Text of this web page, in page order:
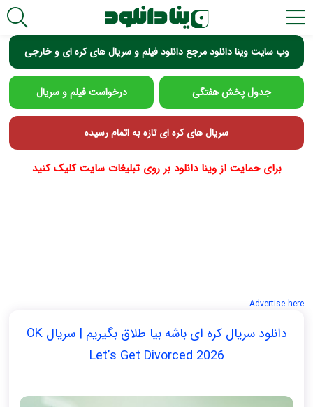
وب سایت وینا دانلود مرجع دانلود فیلم و سریال های کره ای و خارجی
جدول پخش هفتگی درخواست فیلم و سریال
سریال های کره ای تازه به اتمام رسیده
برای حمایت از وینا دانلود بر روی تبلیغات سایت کلیک کنید
Advertise here
دانلود سریال کره ای باشه بیا طلاق بگیریم | سریال OK
Let’s Get Divorced 2026